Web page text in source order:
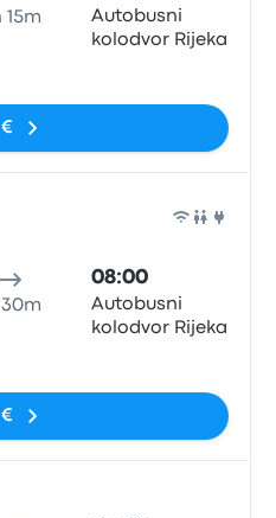
15m
Autobusni
kolodvor Rijeka
€
30m
08:00
Autobusni
kolodvor Rijeka
€